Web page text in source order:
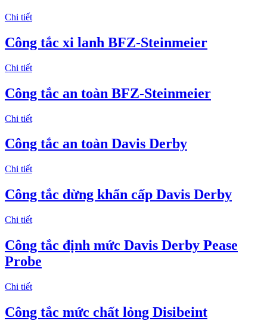
Chi tiết
Công tắc xi lanh BFZ-Steinmeier
Chi tiết
Công tắc an toàn BFZ-Steinmeier
Chi tiết
Công tắc an toàn Davis Derby
Chi tiết
Công tắc dừng khẩn cấp Davis Derby
Chi tiết
Công tắc định mức Davis Derby Pease
Probe
Chi tiết
Công tắc mức chất lỏng Disibeint